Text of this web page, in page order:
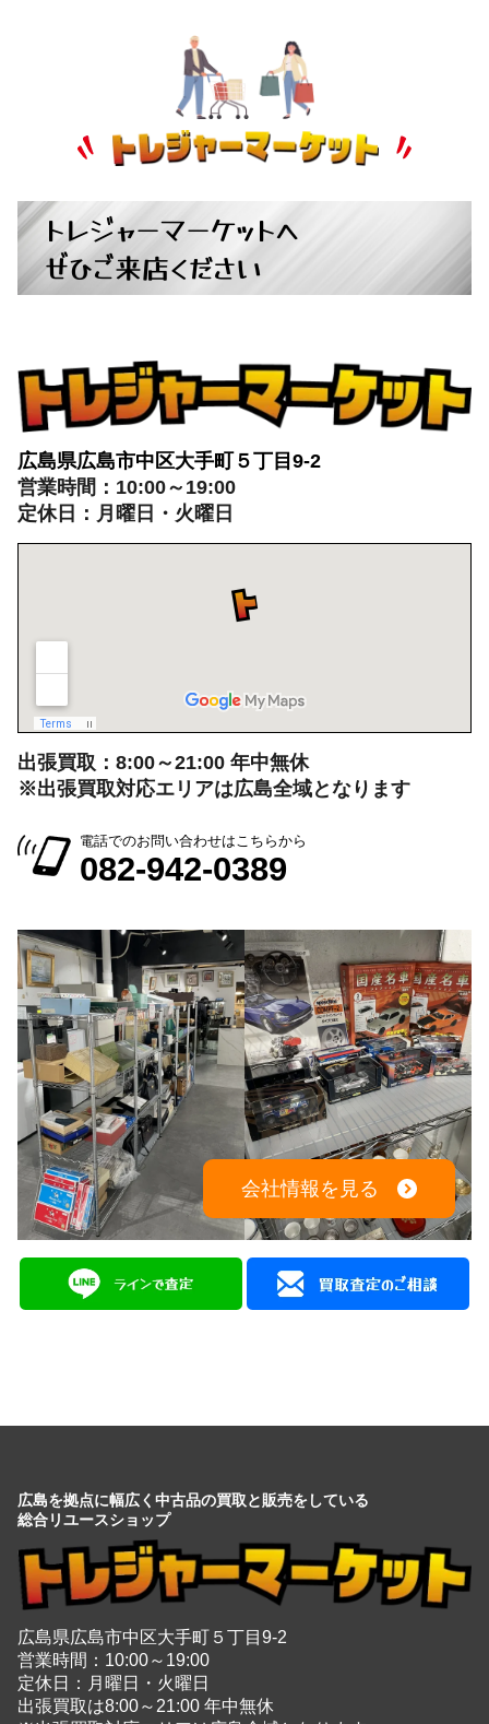
パチンコ・スロット
トレジャーマーケットへ
ぜひご来店ください
広島県広島市中区大手町５丁目9-2
営業時間：10:00～19:00
※出張買取対応エリアは広島全域となります
電話でのお問い合わせはこちらから
082-942-0389
広島を拠点に幅広く中古品の買取と販売をしている
総合リユースショップ